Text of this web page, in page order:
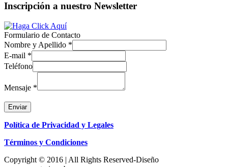
Inscripción a nuestro Newsletter
Formulario de Contacto
Nombre y Apellido *
E-mail *
Teléfono
Mensaje *
Enviar
Política de Privacidad y Legales
Términos y Condiciones
Copyright © 2016 | All Rights Reserved-Diseño